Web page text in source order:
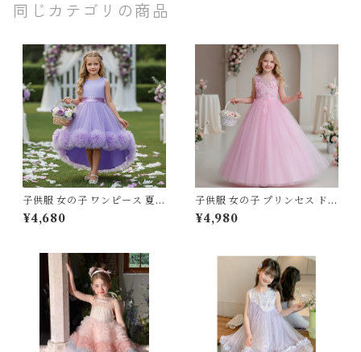
同じカテゴリの商品
子供服 女の子 ワンピース 夏服
プリンセス ドレス チュール レ
ース フリル フィッシュテール
0 130 140 150 cm ホワイト
ピンク レッド パープル グリー
ン スモーキーピンク 発表会 結
婚式 ピアノ 演奏会 舞台 キッ
¥4,680
子供服 女の子 プリンセス ドレ
ス チュール レース フリル ロ
ングドレス 120 130 140 150
ー 発表会 結婚式 ピアノ 演奏
会 キッズ ジュニア
¥4,980